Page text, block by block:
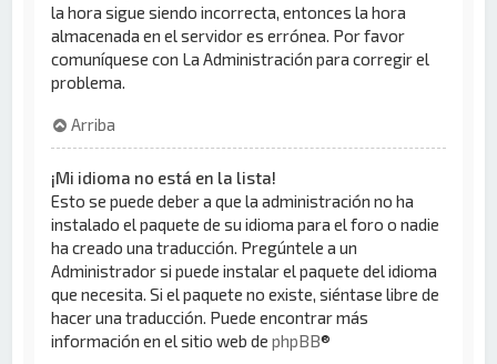
la hora sigue siendo incorrecta, entonces la hora
almacenada en el servidor es errónea. Por favor
comuníquese con La Administración para corregir el
problema.
Arriba
¡Mi idioma no está en la lista!
Esto se puede deber a que la administración no ha
instalado el paquete de su idioma para el foro o nadie
ha creado una traducción. Pregúntele a un
Administrador si puede instalar el paquete del idioma
que necesita. Si el paquete no existe, siéntase libre de
hacer una traducción. Puede encontrar más
información en el sitio web dephpBB®